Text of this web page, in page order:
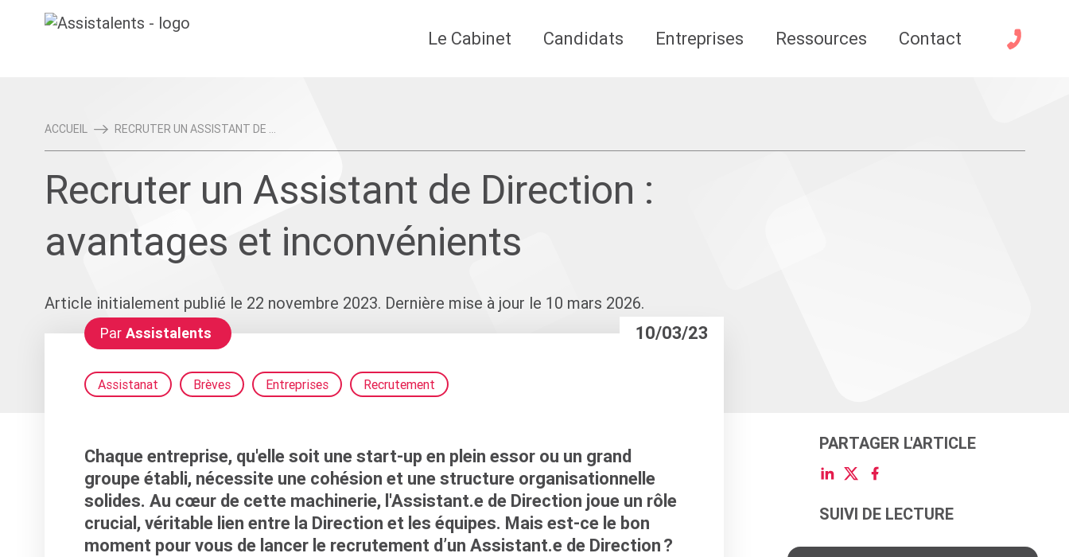
Le Cabinet Candidats Entreprises Ressources Contact
ACCUEIL RECRUTER UN ASSISTANT DE ...
Recruter un Assistant de Direction :
avantages et inconvénients
Article initialement publié le 22 novembre 2023. Dernière mise à jour le 10 mars 2026.
10/03/23
Par Assistalents
Assistanat Brèves Entreprises Recrutement
Chaque entreprise, qu'elle soit une start-up en plein essor ou un grand
groupe établi, nécessite une cohésion et une structure organisationnelle
solides. Au cœur de cette machinerie, l'Assistant.e de Direction joue un rôle
crucial, véritable lien entre la Direction et les équipes. Mais est-ce le bon
moment pour vous de lancer le recrutement d’un Assistant.e de Direction?
PARTAGER L'ARTICLE
SUIVI DE LECTURE